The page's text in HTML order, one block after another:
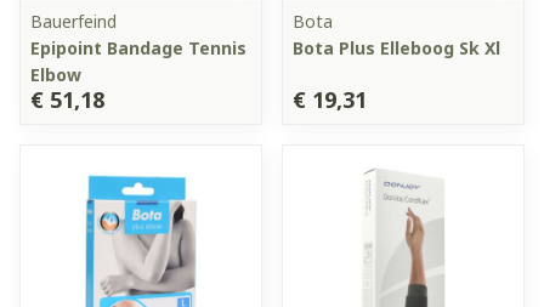
Bauerfeind
Epipoint Bandage Tennis
Elbow
€ 51,18
Bota
Bota Plus Elleboog Sk Xl
€ 19,31